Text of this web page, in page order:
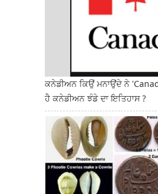
ਕਨੇਡੀਅਨ ਕਿਉਂ ਮਨਾਉਂਦੇ ਨੇ
ਹੈ ਕਨੇਡੀਅਨ ਝੰਡੇ ਦਾ ਇਤਿਹਾਸ ?